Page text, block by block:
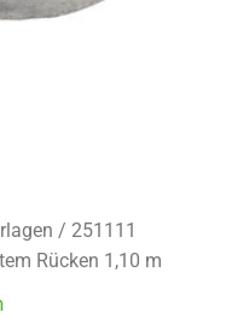
/ 251111
Rücken 1,10 m